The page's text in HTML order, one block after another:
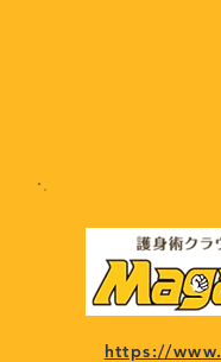
https://